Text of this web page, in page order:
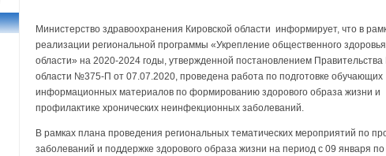
Министерство здравоохранения Кировской области информирует, что в
реализации региональной программы «Укрепление общественного
области» на 2020-2024 годы, утвержденной постановлением Правительства
области №375-П от 07.07.2020, проведена работа по подготовке обучающих
информационных материалов по формированию здорового образа жизни и
профилактике хронических неинфекционных заболеваний.
В рамках плана проведения региональных тематических мероприятий по
заболеваний и поддержке здорового образа жизни на период с 09 января